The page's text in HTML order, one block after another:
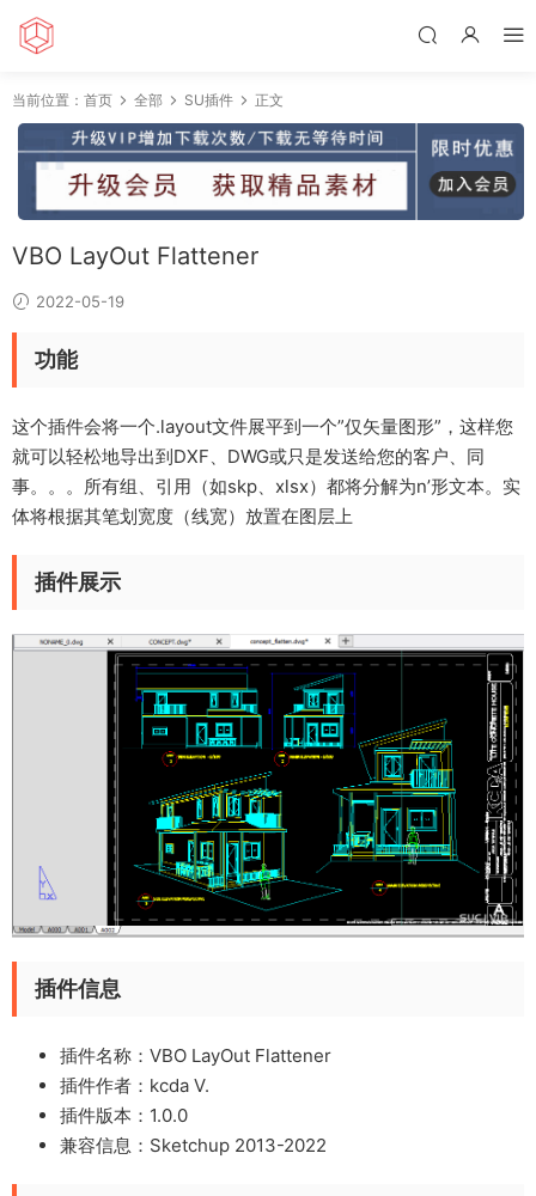
当前位置： 首页 全部 SU插件 正文
VBO LayOut Flattener
2022-05-19
功能
这个插件会将一个.layout文件展平到一个”仅矢量图形”，这样您
就可以轻松地导出到DXF、DWG或只是发送给您的客户、同
事。。。所有组、引用（如skp、xlsx）都将分解为n’形文本。实
体将根据其笔划宽度（线宽）放置在图层上
插件展示
插件信息
插件名称：VBO LayOut Flattener
插件作者：kcda V.
插件版本：1.0.0
兼容信息：Sketchup 2013-2022